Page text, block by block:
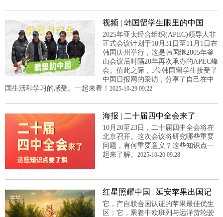
视频 | 韩国留学生眼里的中国
2025年亚太经合组织(APEC)领导人非
正式会议计划于10月31日至11月1日在
韩国庆州举行，这是韩国继2005年釜
山会议后时隔20年再次承办的APEC峰
会。值此之际，5位韩国留学生接受了
中国日报网的采访，分享了自己在中
国生活和学习的感受。一起来看！ 2025-10-29 09:22
海报 | 二十届四中全会来了
10月20至23日，二十届四中全会将在
北京召开。这次会议将研究哪些重要
问题，有何重要意义？这些知识点一
起来了解。 2025-10-20 09:28
红星照耀中国 | 延安苹果出国记
它，产自联合国认证的苹果最佳优生
区；它，乘着中欧班列与远洋货轮驶